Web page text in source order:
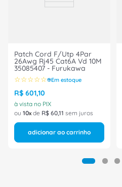
Ref.: 33004486
Patch Cord F/Utp 4Par
26Awg Rj45 Cat6A Vd 10M
35085407 - Furukawa
☆☆☆☆☆ Em estoque
R$ 601,10
à vista no PIX
ou 10 de R$ 60,11 sem juros
adicionar ao carrinho